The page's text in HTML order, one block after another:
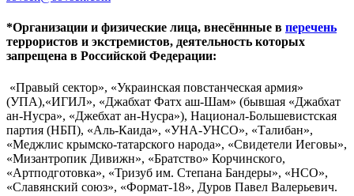
*Организации и физические лица, внесённные в перечень
террористов и экстремистов, деятельность которых
запрещена в Российской Федерации:
«Правый сектор», «Украинская повстанческая армия»
(УПА),«ИГИЛ», «Джабхат Фатх аш-Шам» (бывшая «Джабхат
ан-Нусра», «Джебхат ан-Нусра»), Национал-Большевистская
партия (НБП), «Аль-Каида», «УНА-УНСО», «Талибан»,
«Меджлис крымско-татарского народа», «Свидетели Иеговы»,
«Мизантропик Дивижн», «Братство» Корчинского,
«Артподготовка», «Тризуб им. Степана Бандеры», «НСО»,
«Славянский союз», «Формат-18», Дуров Павел Валерьевич.